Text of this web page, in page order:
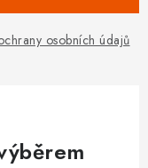
osobních údajů